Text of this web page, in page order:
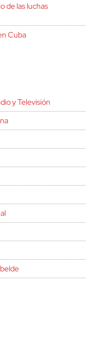
de las luchas
Cuba
y Televisión